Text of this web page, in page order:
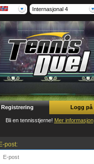
Internasjonal 4
Registrering Logg på
Bli en tennisstjerne! Mer informasjon
post: